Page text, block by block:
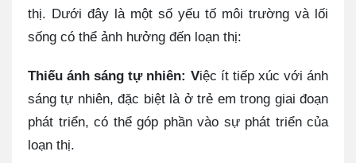
thị. Dưới đây là một số yếu tố môi trường và lối
sống có thể ảnh hưởng đến loạn thị:
Thiếu ánh sáng tự nhiên: Việc ít tiếp xúc với ánh
sáng tự nhiên, đặc biệt là ở trẻ em trong giai đoạn
phát triển, có thể góp phần vào sự phát triển của
loạn thị.